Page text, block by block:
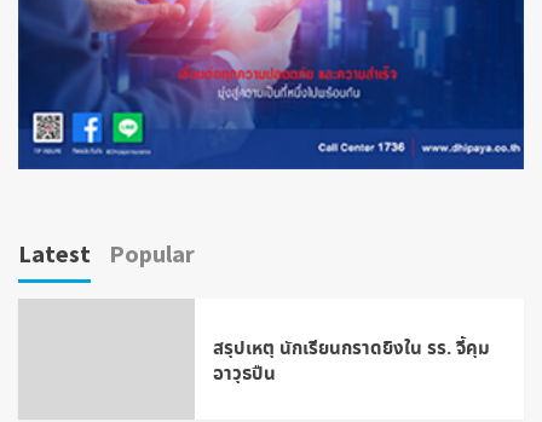
Latest Popular
สรุปเหตุ นักเรียนกราดยิงใน รร. จี้คุม
อาวุธปืน